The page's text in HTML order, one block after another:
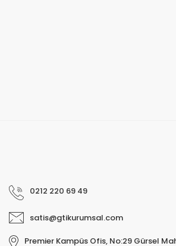
0212 220 69 49
satis@gtikurumsal.com
Premier Kampüs Ofis, No:29 Gürsel